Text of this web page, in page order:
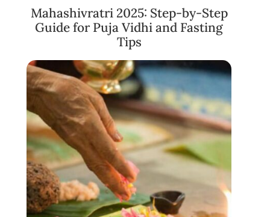
Mahashivratri 2025: Step-by-Step
Guide for Puja Vidhi and Fasting
Tips